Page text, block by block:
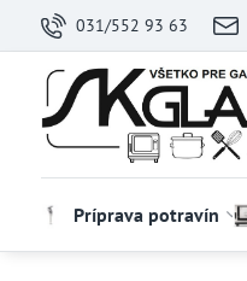
031/552 93 63
Príprava potravín